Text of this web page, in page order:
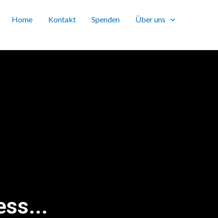
Home Kontakt Spenden Über uns